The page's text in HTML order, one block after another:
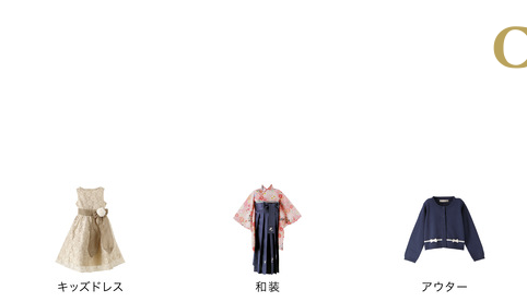
女の子スーツ
男の子スーツ
袖の長さ
ノースリーブ
長袖